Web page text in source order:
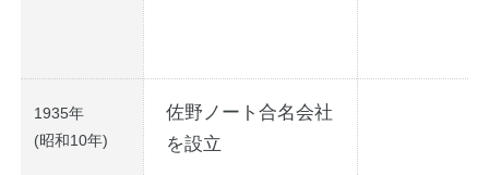
教職員の皆さまへ
1935年
(昭和10年)
佐野ノート合名会社
を設立